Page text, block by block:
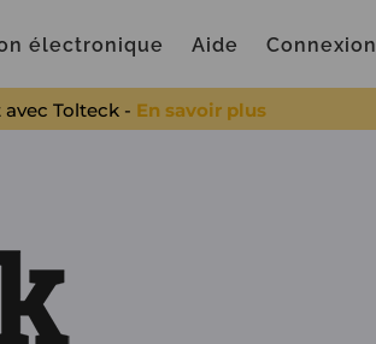
électronique Aide Connexion
Tolteck - En savoir plus